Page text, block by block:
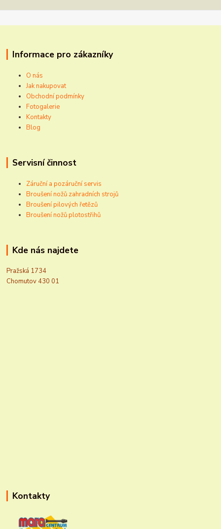
Informace pro zákazníky
O nás
Jak nakupovat
Obchodní podmínky
Fotogalerie
Kontakty
Blog
Servisní činnost
Záruční a pozáruční servis
Broušení nožů zahradních strojů
Broušení pilových řetězů
Broušení nožů plotostřihů
Kde nás najdete
Pražská 1734
Chomutov 430 01
Kontakty